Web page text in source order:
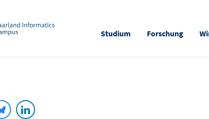
Studium Forschung